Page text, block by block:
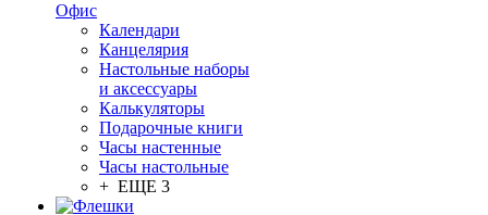
Офис
Календари
Канцелярия
Настольные наборы
и аксессуары
Калькуляторы
Подарочные книги
Часы настенные
Часы настольные
+ ЕЩЕ 3